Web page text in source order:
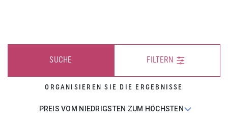
SUCHE FILTERN
ORGANISIEREN SIE DIE ERGEBNISSE